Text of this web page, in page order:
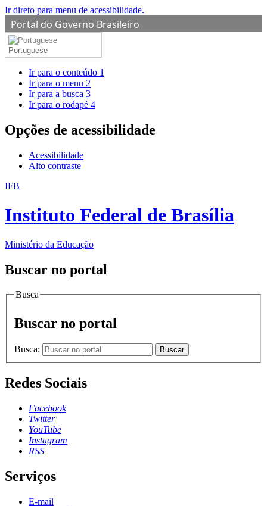
Ir direto para menu de acessibilidade.
Portal do Governo Brasileiro
Portuguese
Ir para o conteúdo 1
Ir para o menu 2
Ir para a busca 3
Ir para o rodapé 4
Opções de acessibilidade
Acessibilidade
Alto contraste
IFB
Instituto Federal de Brasília
Ministério da Educação
Buscar no portal
Busca
Buscar no portal
Busca: Buscar
Redes Sociais
Facebook
Twitter
YouTube
Instagram
RSS
Serviços
E-mail